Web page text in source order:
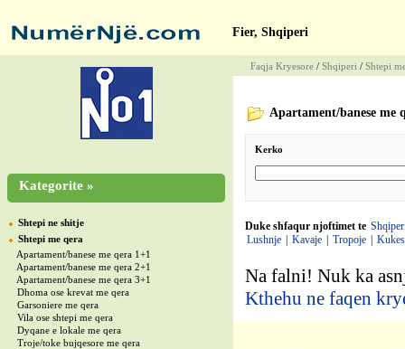
Fier, Shqiperi
Kategorite »
Shtepi ne shitje
Shtepi me qera
Apartament/banese me qera 1+1
Apartament/banese me qera 2+1
Apartament/banese me qera 3+1
Dhoma ose krevat me qera
Garsoniere me qera
Vila ose shtepi me qera
Dyqane e lokale me qera
Troje/toke bujqesore me qera
Faqja Kryesore / Shqiperi / Shtepi
Apartament/banese me
Kerko
Duke shfaqur njoftimet te
Lushnje
Kavaje Tropoje Kukes
Na falni! Nuk ka
Kthehu ne faqen